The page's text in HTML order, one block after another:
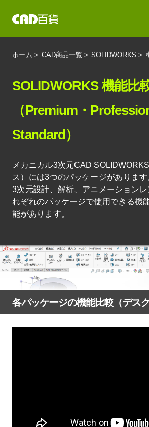
ホーム > CAD商品一覧 > SOLIDWORKS >
SOLIDWORKS 機能比
（Premium・
Standard）
メカニカル3次元CAD
ス）には3つのパッケージがあります
3次元設計、解析、アニメーション
れぞれのパッケージで使用できる機
能があります。
各パッケージの機能比較（デスク